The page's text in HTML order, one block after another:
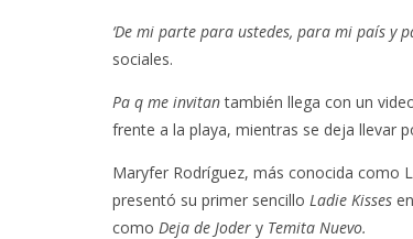
‘De mi parte para ustedes, para mi país y
sociales.
Pa q me invitantambién llega con un
frente a la playa, mientras se deja llevar
Maryfer Rodríguez, más conocida como
presentó su primer sencillo Ladie Kisses
como Deja de Joder y Temita Nuevo.